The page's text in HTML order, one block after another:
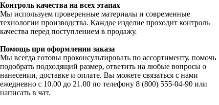
Контроль качества на всех этапах
Мы используем проверенные материалы и современные
технологии производства. Каждое изделие проходит контроль
качества перед поступлением в продажу.
Помощь при оформлении заказа
Мы всегда готовы проконсультировать по ассортименту, помочь
подобрать подходящий размер, ответить на любые вопросы о
нанесении, доставке и оплате. Вы можете связаться с нами
ежедневно с 10.00 до 21.00 по телефону 8 (800) 555-04-90 или
написать в чат.